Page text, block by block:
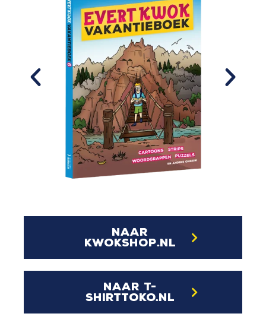
naar
kwokshop.nl
naar t-
shirttoko.nl